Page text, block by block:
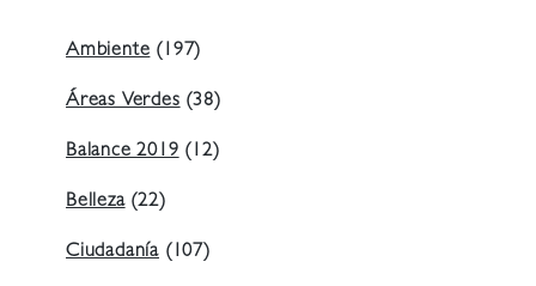
Ambiente(197)
Áreas Verdes(38)
Balance 2019(12)
Belleza(22)
Ciudadanía (107)